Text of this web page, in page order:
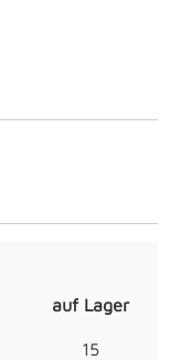
auf Lager
15